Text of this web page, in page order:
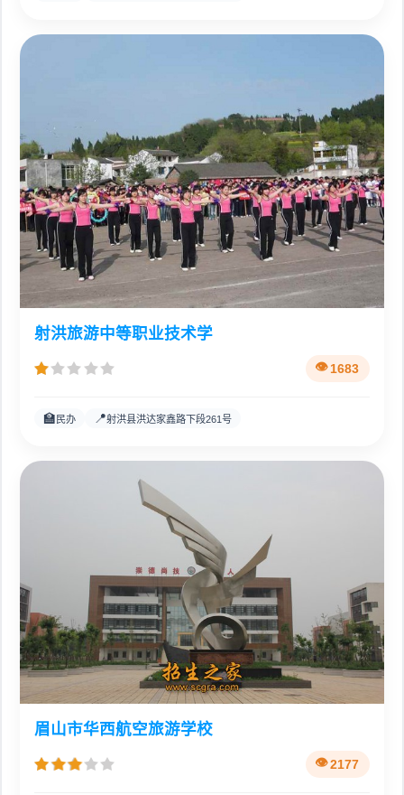
射洪旅游中等职业技术学
1683
🏫 民办 📍射洪县洪达家鑫路下段261号
眉山市华西航空旅游学校
2177